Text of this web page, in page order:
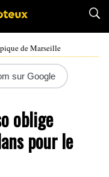
de Marseille
sur Google
oblige
pour le